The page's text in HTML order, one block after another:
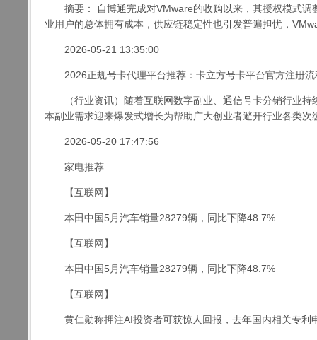
摘要： 自博通完成对VMware的收购以来，其授权模式调
业用户的总体拥有成本，供应链稳定性也引发普遍担忧，
2026-05-21 13:35:00
2026正规号卡代理平台推荐：卡立方号卡平台官方注册流
（行业资讯）随着互联网数字副业、通信号卡分销行业持
本副业需求迎来爆发式增长为帮助广大创业者避开行业各类次
2026-05-20 17:47:56
家电推荐
【互联网】
本田中国5月汽车销量28279辆，同比下降48.7%
【互联网】
本田中国5月汽车销量28279辆，同比下降48.7%
【互联网】
黄仁勋称押注AI投资者可获惊人回报，去年国内相关专利